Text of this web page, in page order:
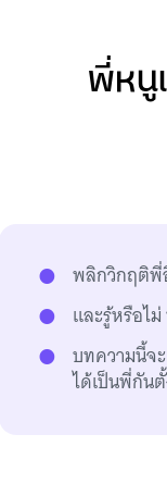
พี่หนู
พลิกวิกฤติพี่
และรู้หรือไ
บทความนี้จ
ได้เป็นพี่กัน